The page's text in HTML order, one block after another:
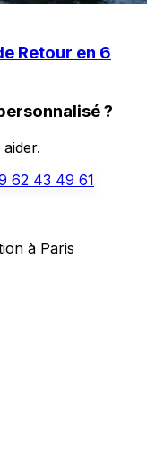
Retour en 6
?
62 43 49 61
à Paris